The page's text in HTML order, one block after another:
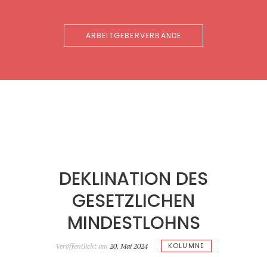
ARBEITGEBERVERBÄNDE
DEKLINATION DES
GESETZLICHEN
MINDESTLOHNS
Veröffentlicht am 20. Mai 2024 KOLUMNE